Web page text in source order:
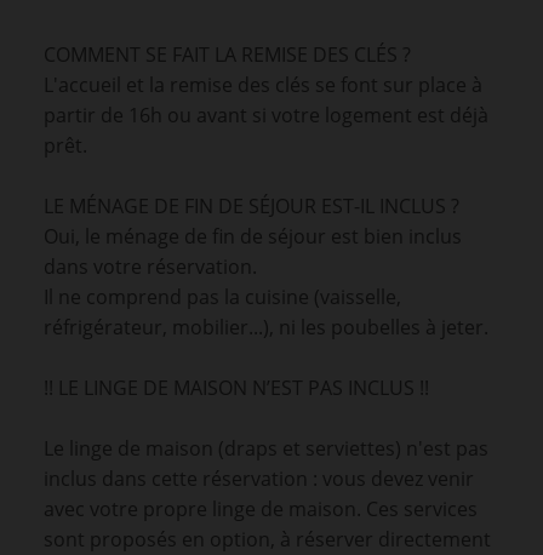
COMMENT SE FAIT LA REMISE DES CLÉS ?
L'accueil et la remise des clés se font sur place à
partir de 16h ou avant si votre logement est déjà
prêt.
LE MÉNAGE DE FIN DE SÉJOUR EST-IL INCLUS ?
Oui, le ménage de fin de séjour est bien inclus
dans votre réservation.
Il ne comprend pas la cuisine (vaisselle,
réfrigérateur, mobilier...), ni les poubelles à jeter.
!! LE LINGE DE MAISON N’EST PAS INCLUS !!
Le linge de maison (draps et serviettes) n'est pas
inclus dans cette réservation : vous devez venir
avec votre propre linge de maison. Ces services
sont proposés en option, à réserver directement